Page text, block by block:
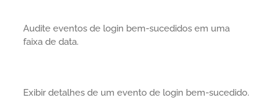
Audite eventos de login bem-sucedidos em uma
faixa de data.
Exibir detalhes de um evento de login bem-sucedido.